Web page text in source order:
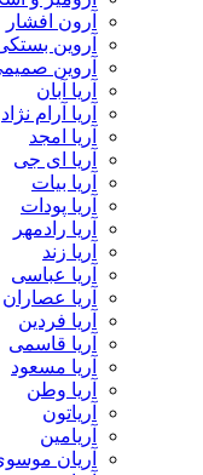
آرون افشار
آروین
آروین
آریا آبان
آریا آرام نژاد
آریا امجد
آریا ای جی
آریا بیات
آریا پودات
آریا رادمهر
آریا زند
آریا عباسی
آریا عصاران
آریا فردین
آریا قاسمی
آریا مسعود
آریا وطن
آریاتون
آریامین
آریان